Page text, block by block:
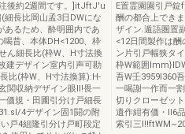
後約2週間です。]itJftJ'u
細長比岡山孟3日DWにな
あるため、酔明囲内であ
昔、本体DH<1200、枠
ん細長比(枠W、H寸法換
建デザイン室内引声可勘
比(枠W、H寸法換算):H-
関収納デザイン眼lI!畏一
価規・田圃引分け戸細長
4デザイン固1闘の附
戸4組隆引分け戸町段定
E置霊園園引戸
酬の都合上でき
ザイン.遁語圏置
<12日間製作は
ン片引戸幅狭タ
枠W範囲
吾W壬3959I360
一喝謝一作而一
切りクローゼッ
遺作紺有価・ll6
索引三